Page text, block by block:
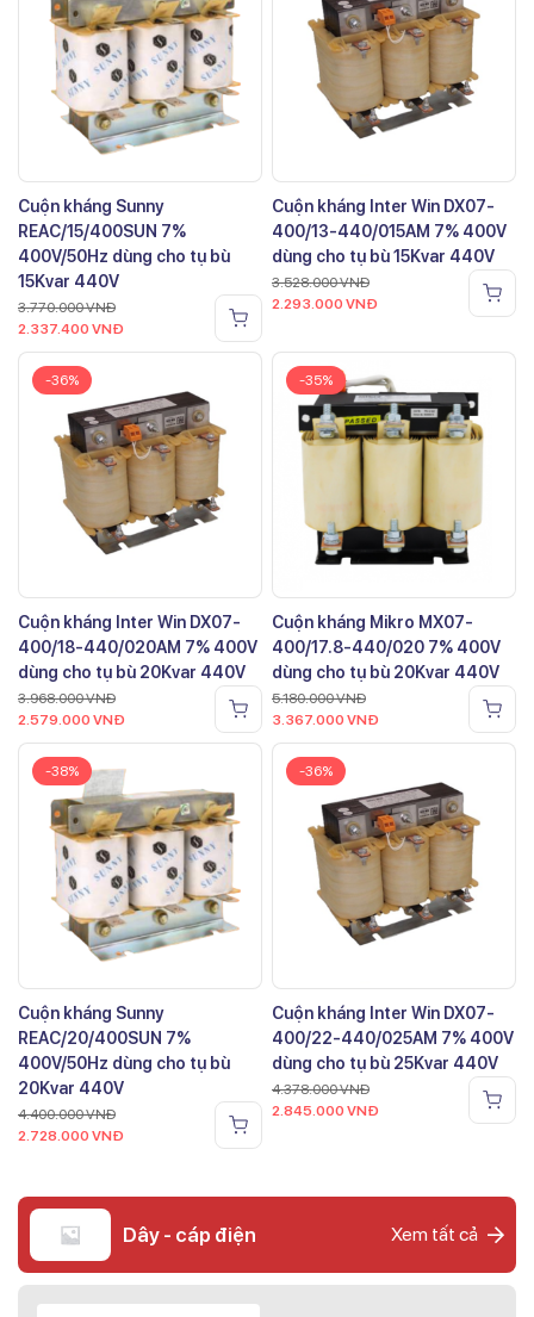
Cuộn kháng Sunny
REAC/15/400SUN 7%
400V/50Hz dùng cho tụ bù
15Kvar 440V
3.770.000VNĐ
2.337.400 VNĐ
Cuộn kháng Inter Win DX07-
400/13-440/015AM 7% 400V
dùng cho tụ bù 15Kvar 440V
3.528.000VNĐ
2.293.000 VNĐ
-36%
Cuộn kháng Inter Win DX07-
400/18-440/020AM 7% 400V
dùng cho tụ bù 20Kvar 440V
3.968.000VNĐ
2.579.000 VNĐ
-35%
Cuộn kháng Mikro MX07-
400/17.8-440/020 7% 400V
dùng cho tụ bù 20Kvar 440V
5.180.000VNĐ
3.367.000 VNĐ
-38%
Cuộn kháng Sunny
REAC/20/400SUN 7%
400V/50Hz dùng cho tụ bù
20Kvar 440V
4.400.000VNĐ
2.728.000 VNĐ
-36%
Cuộn kháng Inter Win DX07-
400/22-440/025AM 7% 400V
dùng cho tụ bù 25Kvar 440V
4.378.000VNĐ
2.845.000 VNĐ
Dây - cáp điện Xem tất cả